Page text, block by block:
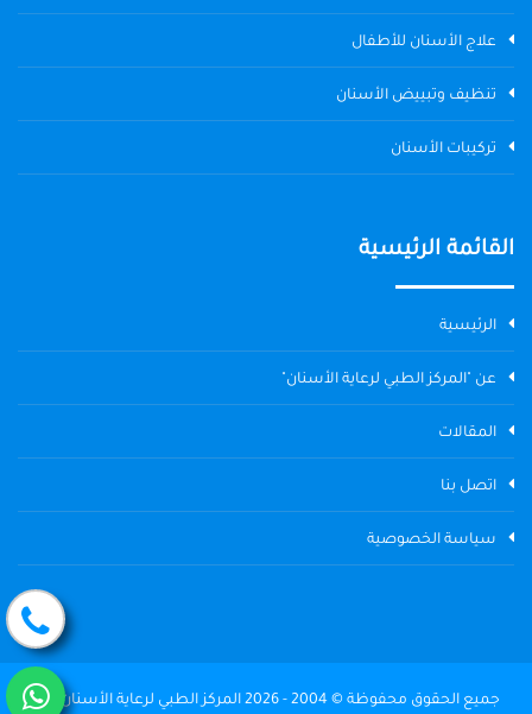
علاج الأسنان للأطفال
تنظيف وتبييض الأسنان
تركيبات الأسنان
القائمة الرئيسية
الرئيسية
عن "المركز الطبي لرعاية الأسنان"
المقالات
اتصل بنا
سياسة الخصوصية
جميع الحقوق محفوظة © 2004 - 2026 المركز الطبي لرعاية الأسنان The